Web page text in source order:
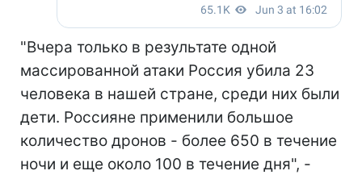
"Вчера только в результате одной
массированной атаки Россия убила 23
человека в нашей стране, среди них были
дети. Россияне применили большое
количество дронов - более 650 в течение
ночи и еще около 100 в течение дня", -